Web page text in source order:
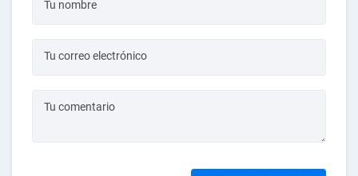
Tu nombre
Tu correo electrónico
Tu comentario